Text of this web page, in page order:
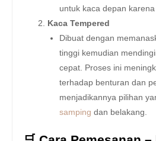
untuk kaca depan
Kaca Tempered
Dibuat dengan
tinggi kemudian
cepat. Proses ini
terhadap benturan dan
menjadikannya pilihan
samping dan belakang.